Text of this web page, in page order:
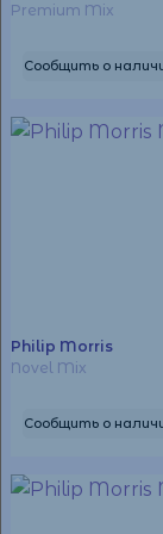
Premium Mix
Сообщить о
Philip Morris
Novel Mix
Сообщить о